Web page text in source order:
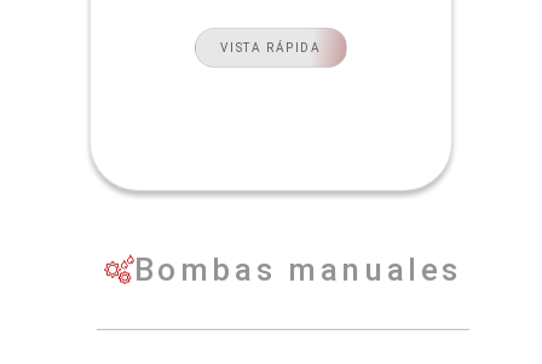
VISTA RÁPIDA
Bombas manuales